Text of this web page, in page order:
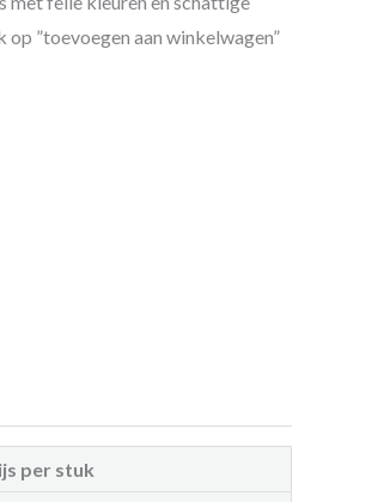
”toevoegen aan winkelwagen”
per stuk